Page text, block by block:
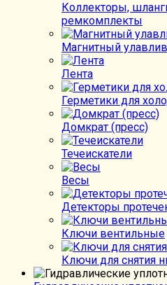
Коллекторы,
ремкомплекты
Магнитный
Лента
Герметики для
Домкрат (пресс)
Течеискатели
Весы
Детекторы
Ключи вентильные
Ключи для снятия